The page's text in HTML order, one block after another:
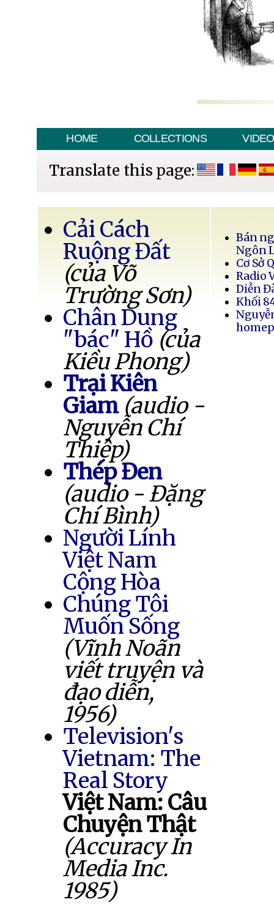
HOME COLLECTIONS VIDEO
Translate this page:
Cải Cách
Ruộng Đất
(của Võ
Trường Sơn)
Chân Dung
"bác" Hồ (của
Kiều Phong)
Trại Kiên
Giam (audio -
Nguyễn Chí
Thiệp)
Thép Đen
(audio - Đặng
Chí Bình)
Người Lính
Việt Nam
Cộng Hòa
Chúng Tôi
Muốn Sống
(Vĩnh Noãn
viết truyện và
đạo diễn,
1956)
Television's
Vietnam: The
Real Story
Việt Nam: Câu
Chuyện Thật
(Accuracy In
Media Inc.
1985)
Bán
Ngôn
Cơ Sở
Radio
Diễn
Khối